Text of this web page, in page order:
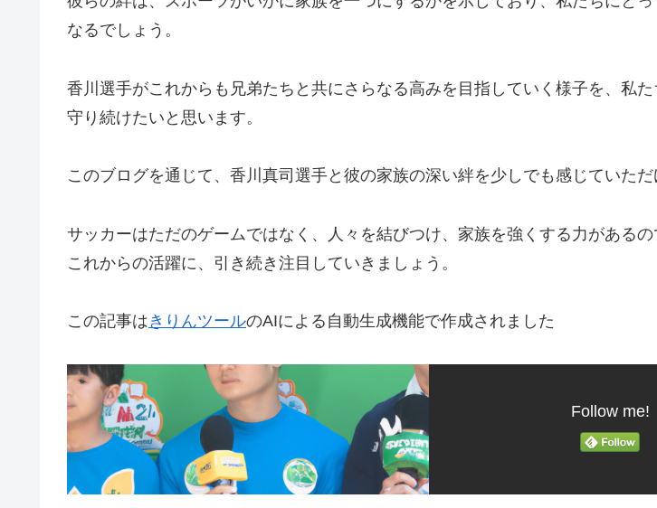
なるでしょう。
香川選手がこれからも兄弟たちと共にさらなる高みを目指していく様子を、私
守り続けたいと思います。
このブログを通じて、香川真司選手と彼の家族の深い絆を少しでも感じていただ
サッカーはただのゲームではなく、人々を結びつけ、家族を強くする力がある
これからの活躍に、引き続き注目していきましょう。
この記事はきりんツールのAIによる自動生成機能で作成されました
Follow me!